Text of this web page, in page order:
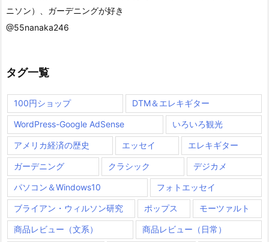
ニソン）、ガーデニングが好き
@55nanaka246
タグ一覧
100円ショップ DTM＆エレキギター
WordPress-Google AdSense いろいろ観光
アメリカ経済の歴史 エッセイ エレキギター
ガーデニング クラシック デジカメ
パソコン＆Windows10 フォトエッセイ
ブライアン・ウィルソン研究 ポップス モーツァルト
商品レビュー（文系） 商品レビュー（日常）